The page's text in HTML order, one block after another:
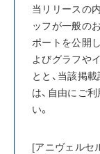
当リリースの
ッフが一般の
ポートを公開
よびグラフや
とと、当該掲
は、自由にご
い。
[アニヴェルセ